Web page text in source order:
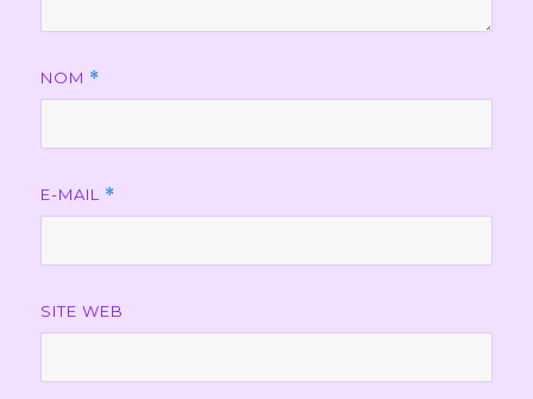
NOM *
E-MAIL *
SITE WEB